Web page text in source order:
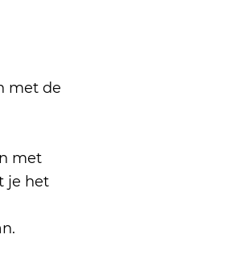
met de
met
je het